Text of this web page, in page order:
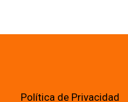
Política de Privacidad